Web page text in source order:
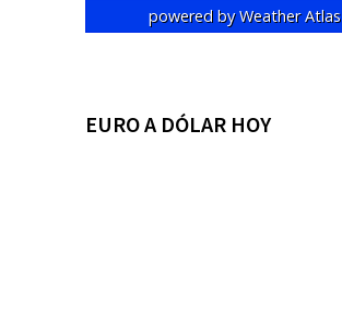
powered byWeather Atlas
EURO A DÓLAR HOY